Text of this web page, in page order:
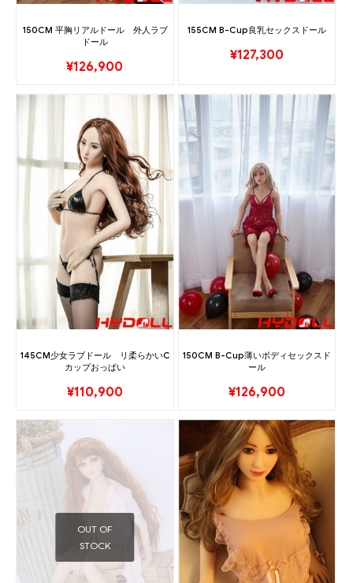
150CM 平胸リアルドール 外人ラブ
ドール
¥126,900
155CM B-Cup良乳セックスドール
¥127,300
145CM少女ラブドール リ柔らかいC
カップおっぱい
¥110,900
150CM B-Cup薄いボディセックスド
ール
¥126,900
OUT OF
STOCK